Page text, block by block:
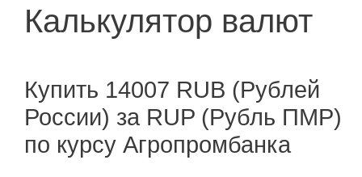
Калькулятор валют
Купить 14007 RUB (Рублей
России) за RUP (Рубль ПМР)
по курсу Агропромбанка